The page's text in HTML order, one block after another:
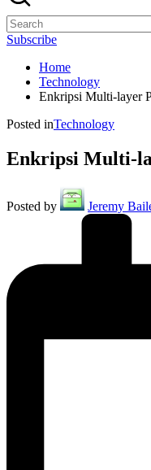
Subscribe
Home
Technology
Enkripsi Multi-layer
Posted inTechnology
Enkripsi Multi-
Posted by Jeremy